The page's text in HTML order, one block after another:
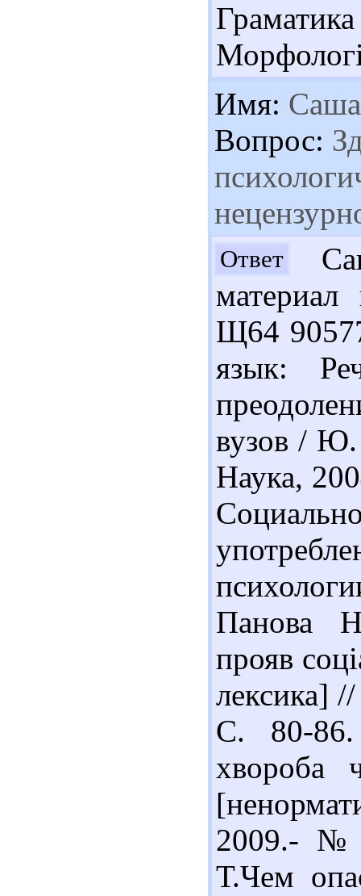
Имя: Саша
Вопрос:
Ответ
Щ64
язык:
вузов /
Наука,
Панова
прояв
лексика]
С. 80-
хвороба
2009.- №
Т.Чем